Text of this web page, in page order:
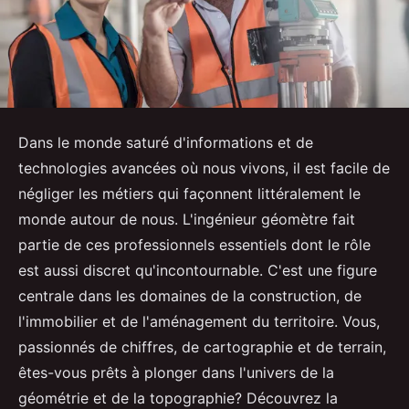
Dans le monde saturé d'informations et de
technologies avancées où nous vivons, il est facile de
négliger les métiers qui façonnent littéralement le
monde autour de nous. L'ingénieur géomètre fait
partie de ces professionnels essentiels dont le rôle
est aussi discret qu'incontournable. C'est une figure
centrale dans les domaines de la construction, de
l'immobilier et de l'aménagement du territoire. Vous,
passionnés de chiffres, de cartographie et de terrain,
êtes-vous prêts à plonger dans l'univers de la
géométrie et de la topographie? Découvrez la